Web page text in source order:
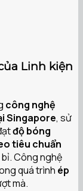
Linh kiện
công nghệ
Singapore, sử
độ bóng
tiêu chuẩn
Công nghệ
quá trình ép
mà.